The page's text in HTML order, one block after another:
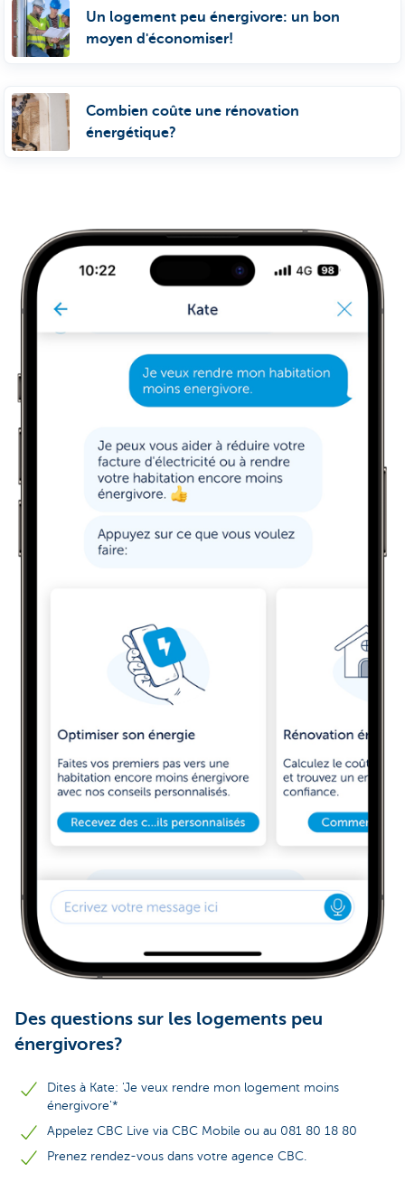
Un logement peu énergivore: un bon
moyen d'économiser!
Combien coûte une rénovation
énergétique?
Des questions sur les logements peu
énergivores?
Dites à Kate: 'Je veux rendre mon logement moins
énergivore'*
Appelez CBC Live via CBC Mobile ou au 081 80 18 80
Prenez rendez-vous dans votre agence CBC.